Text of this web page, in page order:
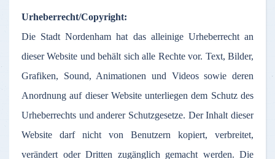
Urheberrecht/Copyright:
Die StadtNordenham hat das alleinige Urheberrechtan
dieserWebsite undbehält sich alle Rechte vor. Text,Bilder,
Grafiken, Sound, Animationen und Videossowie deren
Anordnung auf dieserWebsiteunterliegen dem Schutzdes
Urheberrechts undanderer Schutzgesetze. Der Inhalt dieser
Website darf nicht von Benutzern kopiert, verbreitet,
verändert oder Dritten zugänglich gemacht werden. Die